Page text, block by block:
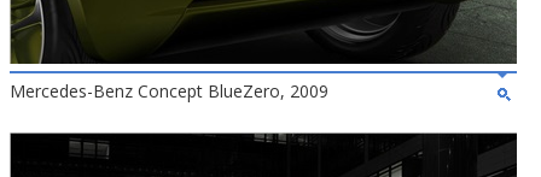
Mercedes-Benz Concept BlueZero, 2009